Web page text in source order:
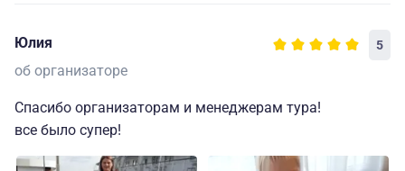
Юлия 5
об организаторе
Спасибо организаторам и менеджерам тура!
все было супер!